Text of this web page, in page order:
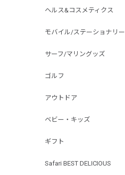
ヘルス&コスメティクス
モバイル/ステーショナリー
サーフ/マリングッズ
ゴルフ
アウトドア
ベビー・キッズ
ギフト
Safari BEST DELICIOUS